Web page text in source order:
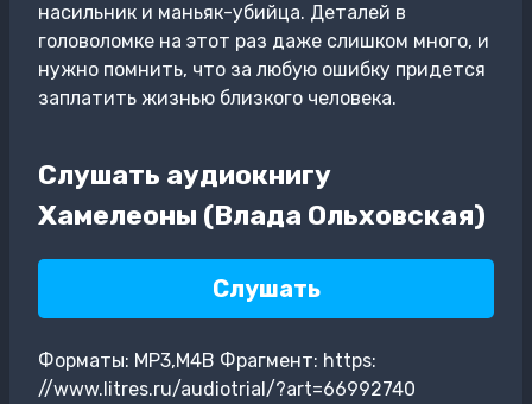
насильник и маньяк-убийца. Деталей в
головоломке на этот раз даже слишком много, и
нужно помнить, что за любую ошибку придется
заплатить жизнью близкого человека.
Слушать аудиокнигу
Хамелеоны (Влада Ольховская)
Слушать
Форматы: MP3,M4B Фрагмент: https:
//www.litres.ru/audiotrial/?art=66992740